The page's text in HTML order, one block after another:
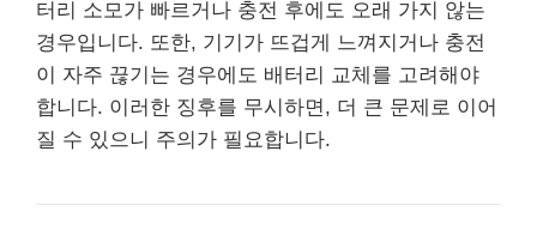
터리 소모가 빠르거나 충전 후에도 오래 가지 않는
경우입니다. 또한, 기기가 뜨겁게 느껴지거나 충전
이 자주 끊기는 경우에도 배터리 교체를 고려해야
합니다. 이러한 징후를 무시하면, 더 큰 문제로 이어
질 수 있으니 주의가 필요합니다.